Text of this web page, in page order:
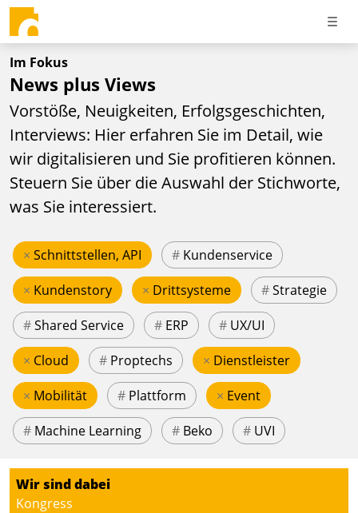
Im Fokus
News plus Views
Vorstöße, Neuigkeiten, Erfolgsgeschichten,
Interviews: Hier erfahren Sie im Detail, wie
wir digitalisieren und Sie profitieren können.
Steuern Sie über die Auswahl der Stichworte,
was Sie interessiert.
× Schnittstellen, API # Kundenservice
× Kundenstory × Drittsysteme #Strategie
#Shared Service # ERP # UX/UI
× Cloud # Proptechs × Dienstleister
× Mobilität # Plattform × Event
# Machine Learning # Beko # UVI
Wir sind dabei
Kongress